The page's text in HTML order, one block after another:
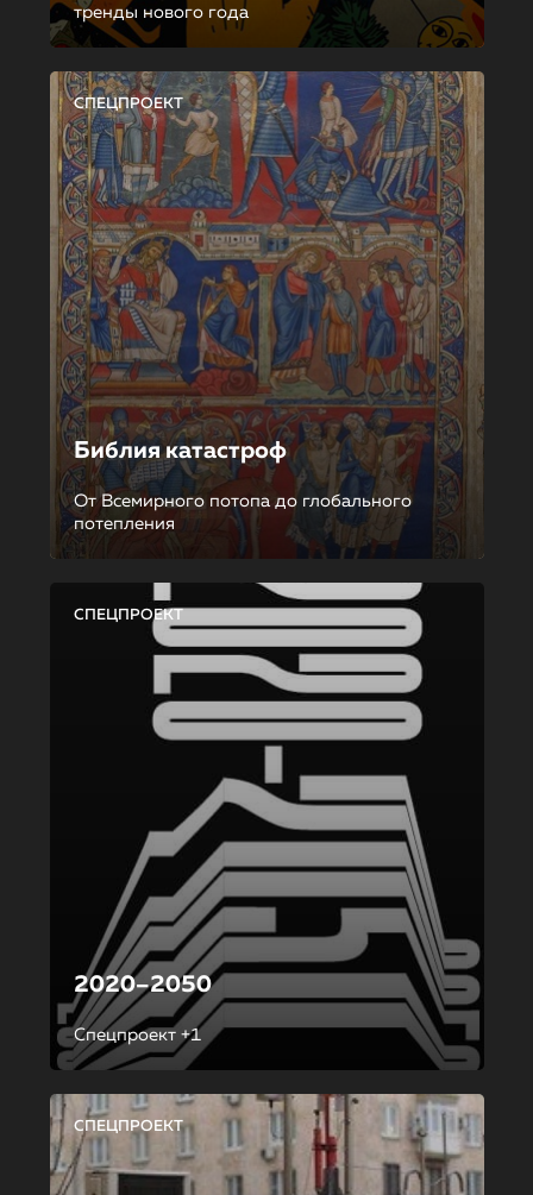
тренды нового года
СПЕЦПРОЕКТ
Библия катастроф
От Всемирного потопа до глобального
потепления
СПЕЦПРОЕКТ
2020–2050
Спецпроект +1
СПЕЦПРОЕКТ